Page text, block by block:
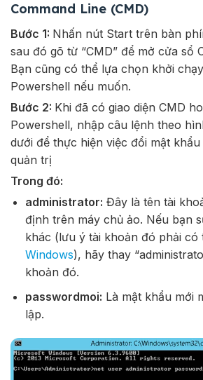
Command Line (CMD)
Bước 1: Nhấn nút Start trên bàn
sau đó gõ từ “CMD” để mở cửa sổ
Bạn cũng có thể lựa chọn khởi
Powershell nếu muốn.
Bước 2: Khi đã có giao diện CMD
Powershell, nhập câu lệnh theo
dưới để thực hiện việc đổi mật
quản trị
Trong đó:
administrator: Đây là tên tài
định trên máy chủ ảo. Nếu bạn
khác (lưu ý tài khoản đó phải có
Windows), hãy thay
khoản đó.
passwordmoi: Là mật khẩu mới
lập.